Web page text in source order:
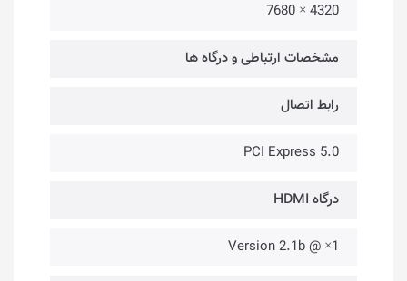
4320 × 7680
مشخصات ارتباطی و درگاه ها
رابط اتصال
PCI Express 5.0
درگاه HDMI
1× @ Version 2.1b